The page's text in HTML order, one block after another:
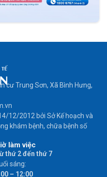
cư Trung Sơn, Xã Bình Hưng,
12/2012 bởi Sở Kế hoạch và
khám bệnh, chữa bệnh số
làm việc
thứ 2 đến thứ 7
sáng:
– 12:00